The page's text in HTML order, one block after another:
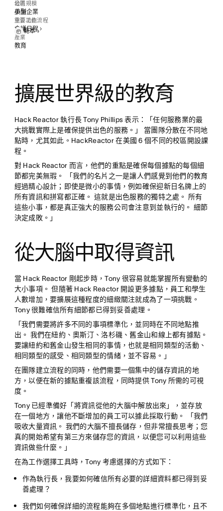
97.3%
畢業率 97.3%
98.1%
地區
美洲
重要工作流程
會議日程
產業
教育
公司規模
小型企業
重要功能
範本
擴展世界級的教育
Hack Reactor 執行長 Tony Phillips 表示：「任何服務業的最
大挑戰實際上是確保提供出色的服務。」 當團隊分散在不同地
點時，尤其如此。HackReactor 在美國 6 個不同的校區開設課
程。
對 Hack Reactor 而言，他們的重點是確保每個據點的每個細
節都完美無瑕。 「我們的名片之一是讓人們感覺到他們的教育
經過精心設計；即使是微小的事情，例如確保迎新日名牌上的
所有資訊和拼寫都正確。 這就是出色服務的獨特之處。 所有
這些小事，都是真正強大的服務公司會注意到並執行的。 細節
決定成敗。」
從大腦中取得資訊
當 Hack Reactor 剛起步時，Tony 很容易就能掌握所有變動的
大小事項。 但隨著 Hack Reactor 開設更多據點，員工和學生
人數增加，要擴展這種程度的細緻關注就成為了一項挑戰。
Tony 很難確信所有細節都已得到妥善處理。
「我們需要將許多不同的事項標準化，並同時在不同地點推
出。 我們在紐約、奧斯汀、洛杉磯、舊金山和線上都有據點。
要讓紐約和舊金山發生相同的事情，也就是相同類型的活動、
相同類型的感受、相同類型的情緒，並不容易。」
在團隊建立流程的同時，他們需要一個集中的儲存資訊的地
方，以便在新的據點重複該流程，同時提供 Tony 所需的可視
度。
Tony 已經準備好「將資訊從他的大腦中解放出來」，並存放
在一個地方，讓他不斷增加的員工可以據此採取行動。 「我們
吸收大量資訊。 我們的大腦不擅長儲存，但非常擅長思考；您
真的開始希望有第三方來儲存您的資訊，以便您可以利用這些
資訊做些什麼。」
在為工作選擇工具時，Tony 考慮選擇的方式如下：
作為執行長，我要如何確信所有必要的詳細資料都已得到妥
善處理？
我們如何確保詳細的流程能夠在多個地點進行標準化，且不